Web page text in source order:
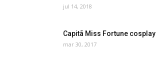
jul 14, 2018
Capitã Miss Fortune cosplay
mar 30, 2017